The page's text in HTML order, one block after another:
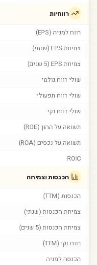
רווחיות
רווח למניה (EPS)
צמיחת EPS (שנתי)
צמיחת EPS (5 שנים)
שולי רווח גולמי
שולי רווח תפעולי
שולי רווח נקי
תשואה על ההון (ROE)
תשואה על נכסים (ROA)
ROIC
הכנסות וצמיחה
הכנסות (TTM)
צמיחת הכנסות (שנתי)
צמיחת הכנסות (5 שנים)
רווח נקי (TTM)
הכנסה למניה